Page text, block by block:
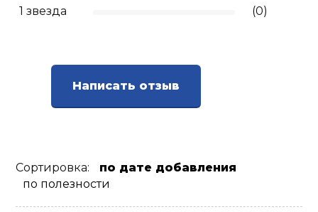
1 звезда
(0)
Написать отзыв
Сортировка:
по дате добавления
по полезности